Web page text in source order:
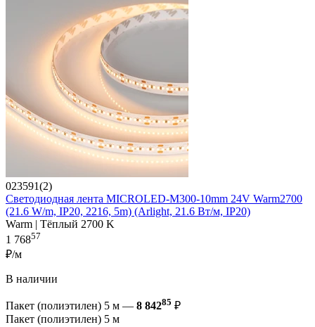
023591(2)
Светодиодная лента MICROLED-M300-10mm 24V Warm2700
(21.6 W/m, IP20, 2216, 5m) (Arlight, 21.6 Вт/м, IP20)
Warm | Тёплый 2700 K
1 76857
₽/м
В наличии
Пакет (полиэтилен) 5 м — 8 84285 ₽
Пакет (полиэтилен) 5 м